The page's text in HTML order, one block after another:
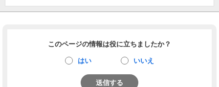
このページの情報は役に立ちましたか？
はい いいえ
送信する